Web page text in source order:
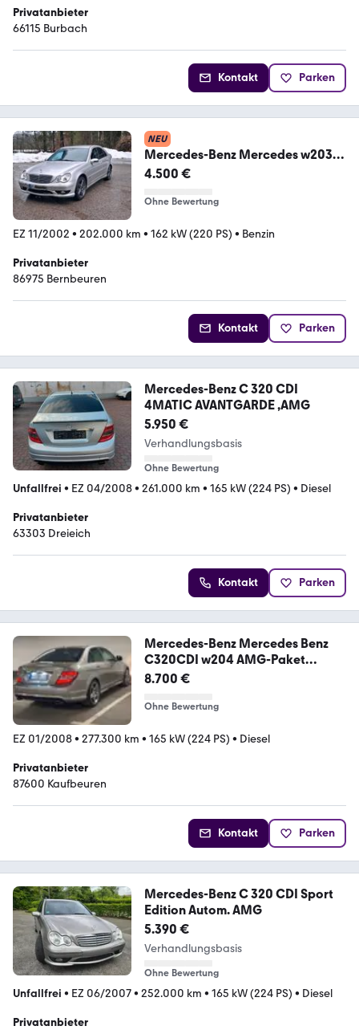
Privatanbieter
66115 Burbach
Kontakt Parken
NEU
Mercedes-Benz Mercedes w203
c320 Avantgarde 4Matic AMG O...
4.500 €
Ohne Bewertung
EZ 11/2002 • 202.000 km • 162 kW (220 PS) • Benzin
Privatanbieter
86975 Bernbeuren
Kontakt Parken
Mercedes-Benz C 320 CDI
4MATIC AVANTGARDE ,AMG
5.950 €
Verhandlungsbasis
Ohne Bewertung
Unfallfrei • EZ 04/2008• 261.000 km • 165 kW (224 PS) • Diesel
Privatanbieter
63303 Dreieich
Kontakt Parken
Mercedes-Benz Mercedes Benz
C320CDI w204 AMG-Paket
(Sche...
8.700 €
Ohne Bewertung
EZ 01/2008• 277.300 km • 165 kW (224 PS) • Diesel
Privatanbieter
87600 Kaufbeuren
Kontakt Parken
Mercedes-Benz C 320 CDI Sport
Edition Autom. AMG
5.390 €
Verhandlungsbasis
Ohne Bewertung
Unfallfrei • EZ 06/2007• 252.000 km • 165 kW (224 PS) • Diesel
Privatanbieter